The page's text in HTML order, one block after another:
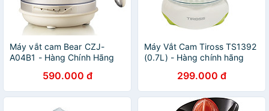
Máy vắt cam Bear CZJ-
A04B1 - Hàng Chính Hãng
590.000 đ
Máy Vắt Cam Tiross TS1392
(0.7L) - Hàng chính hãng
299.000 đ